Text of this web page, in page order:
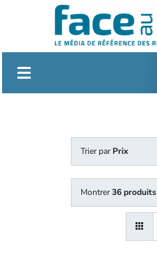
Trier parPrix
Montrer36 produits